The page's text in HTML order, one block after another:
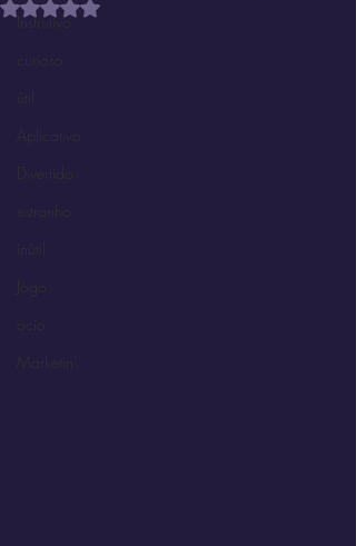
Instrutivo
Avaliado com NaN de 5 estrelas.